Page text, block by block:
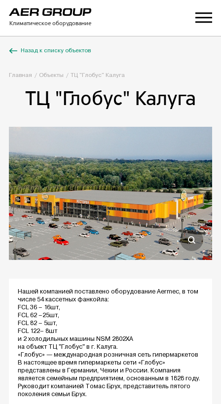
Климатическое оборудование
Назад к списку объектов
Главная Объекты ТЦ "Глобус" Калуга
ТЦ "Глобус" Калуга
Нашей компанией поставлено оборудование Aermec, в том
числе 54 кассетных фанкойла:
FCL 36 – 16шт,
FCL 62 –25шт,
FCL 82 – 5шт,
FCL 122– 8шт
и 2 холодильных машины NSM 2802XA
на объект ТЦ "Глобус" в г. Калуга.
«Глобус» — международная розничная сеть гипермаркетов
В настоящее время гипермаркеты сети «Глобус»
представлены в Германии, Чехии и России. Компания
является семейным предприятием, основанным в 1828 году.
Руководит компанией Томас Брух, представитель пятого
поколения семьи Брух.